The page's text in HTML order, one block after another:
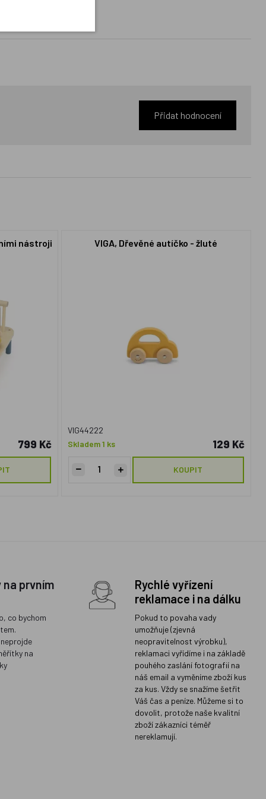
Přidat hodnocení
nástroji
799 Kč
VIGA, Dřevěné autíčko - žluté
VIG44222
Skladem 1 ks
129 Kč
KOUPIT
na prvním
co bychom
na
Rychlé vyřízení
reklamace i na dálku
Pokud to povaha vady
umožňuje (zjevná
neopravitelnost výrobku),
reklamaci vyřídíme i na základě
pouhého zaslání fotografií na
náš email a vyměníme zboží kus
za kus. Vždy se snažíme šetřit
Váš čas a peníze. Můžeme si to
dovolit, protože naše kvalitní
zboží zákazníci téměř
nereklamují.